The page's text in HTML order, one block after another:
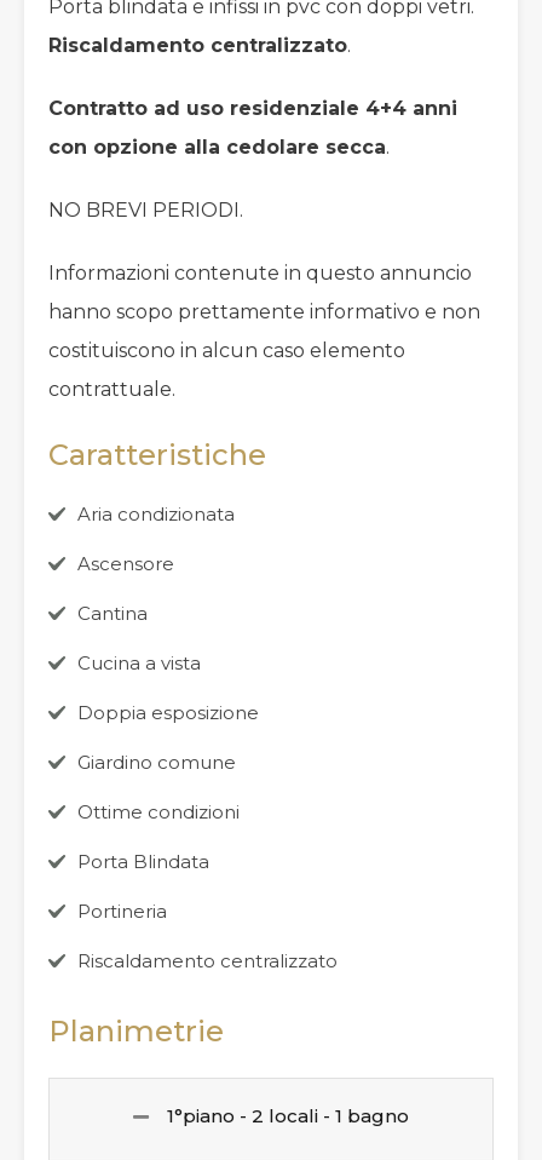
Porta blindata e infissi in pvc con doppi vetri.
Riscaldamento centralizzato.
Contratto ad uso residenziale 4+4 anni
con opzione alla cedolare secca.
NO BREVI PERIODI.
Informazioni contenute in questo annuncio
hanno scopo prettamente informativo e non
costituiscono in alcun caso elemento
contrattuale.
Caratteristiche
Aria condizionata
Ascensore
Cantina
Cucina a vista
Doppia esposizione
Giardino comune
Ottime condizioni
Porta Blindata
Portineria
Riscaldamento centralizzato
Planimetrie
1°piano - 2 locali - 1 bagno